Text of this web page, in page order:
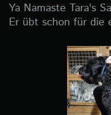
Ya Namaste Tara's
Er übt schon für die